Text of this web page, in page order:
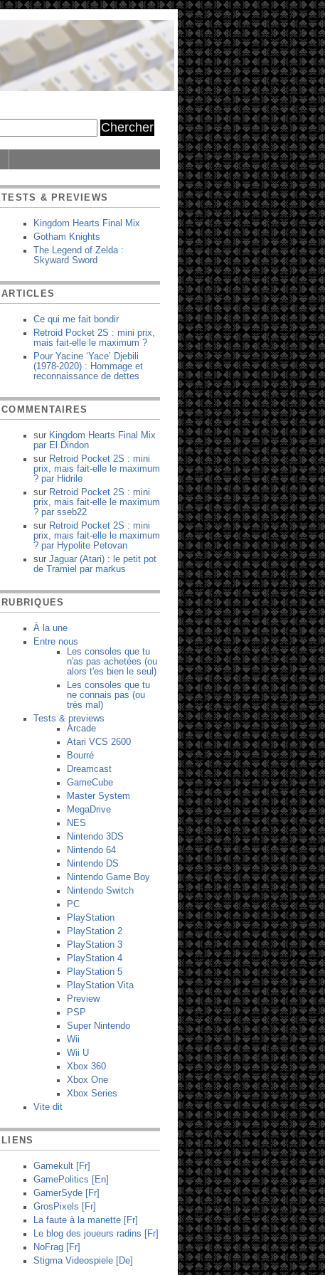
TESTS & PREVIEWS
Kingdom Hearts Final Mix
Gotham Knights
The Legend of Zelda :
Skyward Sword
ARTICLES
Ce qui me fait bondir
Retroid Pocket 2S : mini prix,
mais fait-elle le maximum ?
Pour Yacine ‘Yace’ Djebili
(1978-2020) : Hommage et
reconnaissance de dettes
COMMENTAIRES
sur Kingdom Hearts Final Mix
par El Dindon
sur Retroid Pocket 2S : mini
prix, mais fait-elle le maximum
? par Hidrile
sur Retroid Pocket 2S : mini
prix, mais fait-elle le maximum
? par sseb22
sur Retroid Pocket 2S : mini
prix, mais fait-elle le maximum
? par Hypolite Petovan
sur Jaguar (Atari) : le petit pot
de Tramiel par markus
RUBRIQUES
À la une
Entre nous
Les consoles que tu
n'as pas achetées (ou
alors t'es bien le seul)
Les consoles que tu
ne connais pas (ou
très mal)
Tests & previews
Arcade
Atari VCS 2600
Bourré
Dreamcast
GameCube
Master System
MegaDrive
NES
Nintendo 3DS
Nintendo 64
Nintendo DS
Nintendo Game Boy
Nintendo Switch
PC
PlayStation
PlayStation 2
PlayStation 3
PlayStation 4
PlayStation 5
PlayStation Vita
Preview
PSP
Super Nintendo
Wii
Wii U
Xbox 360
Xbox One
Xbox Series
Vite dit
LIENS
Gamekult [Fr]
GamePolitics [En]
GamerSyde [Fr]
GrosPixels [Fr]
La faute à la manette [Fr]
Le blog des joueurs radins [Fr]
NoFrag [Fr]
Stigma Videospiele [De]